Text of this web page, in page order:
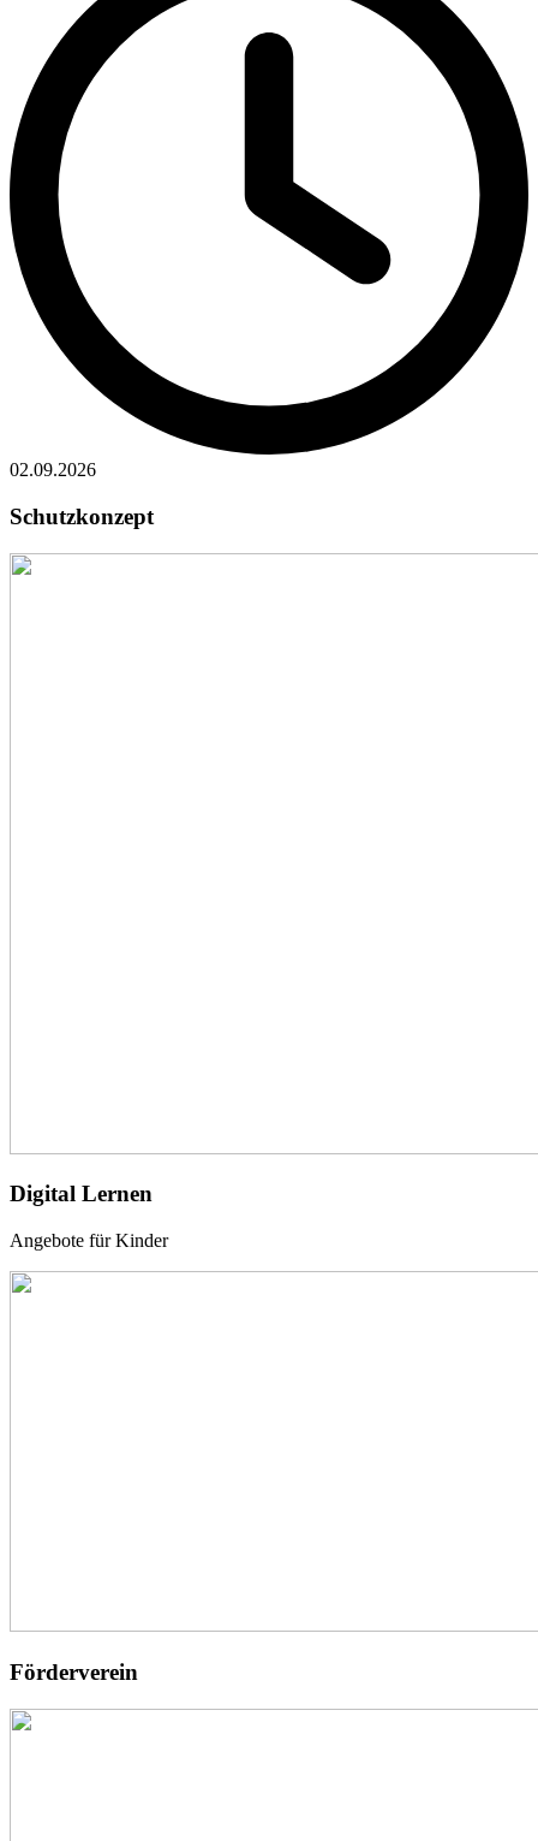
02.09.2026
Schutzkonzept
Digital Lernen
Angebote für Kinder
Förderverein